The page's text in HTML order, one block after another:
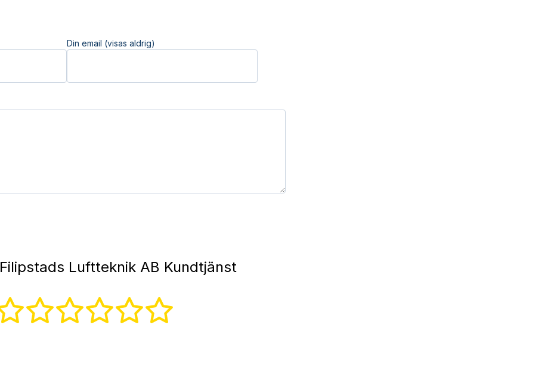
Din email (visas aldrig)
Filipstads Luftteknik AB Kundtjänst